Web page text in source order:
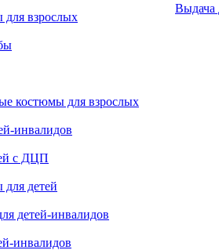
для взрослых
костюмы для взрослых
инвалидов
с ДЦП
для детей
детей-инвалидов
инвалидов